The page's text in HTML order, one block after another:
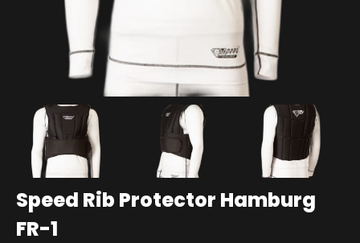
Speed Rib Protector Hamburg
FR-1